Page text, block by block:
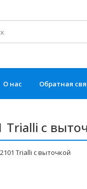
О нас Обратная
с
Trialli с выточкой